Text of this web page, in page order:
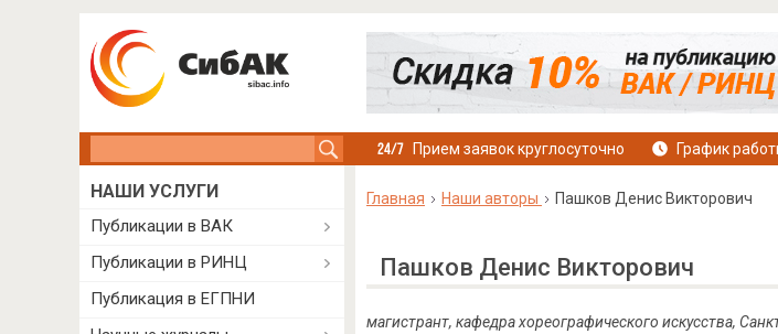
Прием заявок круглосуточно График
Главная Наши авторы Пашков Денис Викторович
Пашков Денис Викторович
магистрант, кафедра хореографического искусства,
НАШИ УСЛУГИ
Публикации в ВАК
Публикации в РИНЦ
Публикация в ЕГПНИ